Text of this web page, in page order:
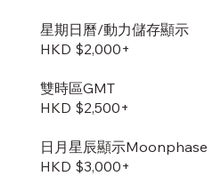
星期日曆/動力儲存顯示
HKD $2,000+
雙時區GMT
HKD $2,500+
日月星辰顯示Moonphase
HKD $3,000+